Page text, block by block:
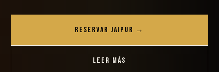
RESERVAR JAIPUR →
LEER MÁS